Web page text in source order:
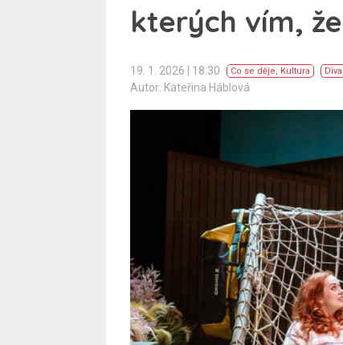
kterých vím,
19. 1. 2026 | 18:30 Co se děje, Kultura
Autor: Kateřina Háblová